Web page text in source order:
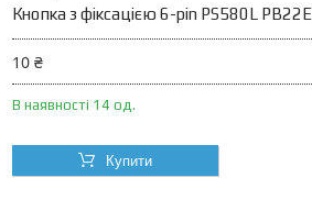
Кнопка з фіксацією 6-pin PS580L
10 ₴
В наявності 14 од.
Купити